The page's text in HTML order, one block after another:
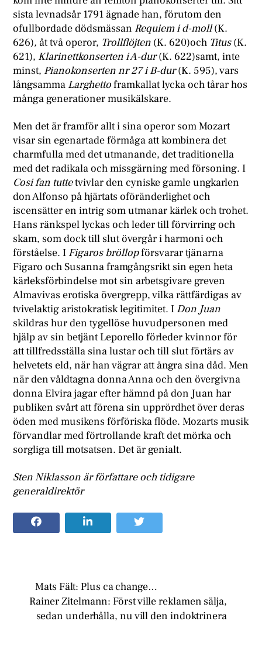
sista levnadsår 1791 ägnade han, förutom den
ofullbordade dödsmässan Requiem i d-moll(K.
626), åt två operor, Trollflöjten (K. 620)och Titus(K.
621), Klarinettkonserten i A-dur(K. 622)samt, inte
minst, Pianokonserten nr 27 i B-dur(K. 595), vars
långsamma Larghettoframkallat lycka och tårar hos
många generationer musikälskare.
Men det är framför allt i sina operor som Mozart
visar sin egenartade förmåga att kombinera det
charmfulla med det utmanande, det traditionella
med det radikala och missgärning med försoning. I
Cosi fan tuttetvivlar den cyniske gamle ungkarlen
don Alfonso på hjärtats oföränderlighet och
iscensätter en intrig som utmanar kärlek och trohet.
Hans ränkspel lyckas och leder till förvirring och
skam, som dock till slut övergår i harmoni och
förståelse. I Figaros bröllopförsvarar tjänarna
Figaro och Susanna framgångsrikt sin egen heta
kärleksförbindelse mot sin arbetsgivare greven
Almavivas erotiska övergrepp, vilka rättfärdigas av
tvivelaktig aristokratisk legitimitet. I Don Juan
skildras hur den tygellöse huvudpersonen med
hjälp av sin betjänt Leporello förleder kvinnor för
att tillfredsställa sina lustar och till slut förtärs av
helvetets eld, när han vägrar att ångra sina dåd. Men
när den våldtagna donna Anna och den övergivna
donna Elvira jagar efter hämnd på don Juan har
publiken svårt att förena sin upprördhet över deras
öden med musikens förföriska flöde. Mozarts musik
förvandlar med förtrollande kraft det mörka och
sorgliga till motsatsen. Det är genialt.
Sten Niklasson är författare och tidigare
generaldirektör
Mats Fält: Plus ca change…
Rainer Zitelmann: Först ville reklamen sälja,
sedan underhålla, nu vill den indoktrinera